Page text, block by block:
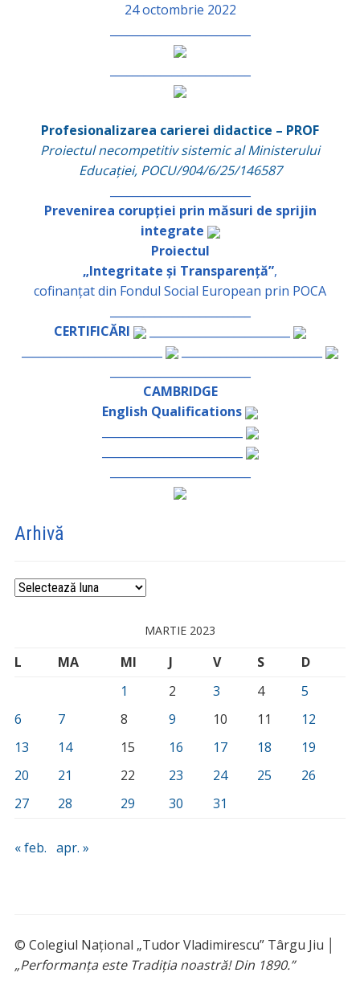
24 octombrie 2022
Profesionalizarea carierei didactice – PROF
Proiectul necompetitiv sistemic al Ministerului
Educației, POCU/904/6/25/146587
Prevenirea corupției prin măsuri de sprijin
integrate
Proiectul
„Integritate și Transparență”,
cofinanțat din Fondul Social European prin POCA
CERTIFICĂRI
CAMBRIDGE
English Qualifications
Arhivă
Arhivă
MARTIE 2023
L MA MI J V S
D
1
2 3 4
5
6
7 8 9 10 11
12
13
14 15 16 17 18
19
20
21 22 23 24 25
26
27
28 29 30 31
« feb. apr. »
© Colegiul Național „Tudor Vladimirescu” Târgu Jiu │
„Performanța este Tradiția noastră! Din 1890.”